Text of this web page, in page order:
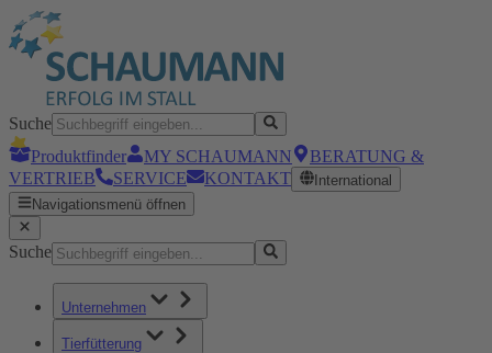
Suche
Produktfinder
MY SCHAUMANN
BERATUNG &
VERTRIEB
SERVICE KONTAKT
International
Navigationsmenü öffnen
Suche
Unternehmen
Tierfütterung